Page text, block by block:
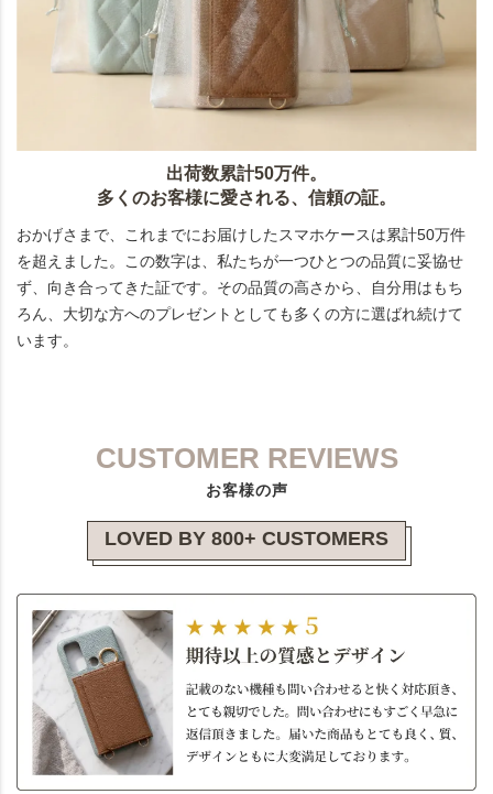
出荷数累計50万件。
多くのお客様に愛される、信頼の証。
おかげさまで、これまでにお届けしたスマホケースは累計50万件
を超えました。この数字は、私たちが一つひとつの品質に妥協せ
ず、向き合ってきた証です。その品質の高さから、自分用はもち
ろん、大切な方へのプレゼントとしても多くの方に選ばれ続けて
います。
CUSTOMER REVIEWS
お客様の声
LOVED BY 800+ CUSTOMERS